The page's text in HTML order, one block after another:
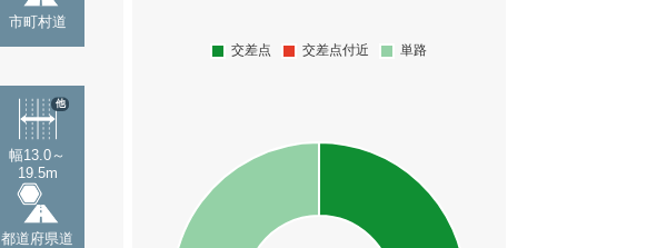
市町村道
幅13.0～
19.5m
他
都道府県道